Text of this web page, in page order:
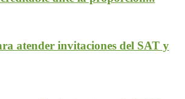
atender invitaciones del SAT y